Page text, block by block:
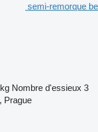
semi-remorque
Nombre d'essieux 3
Prague